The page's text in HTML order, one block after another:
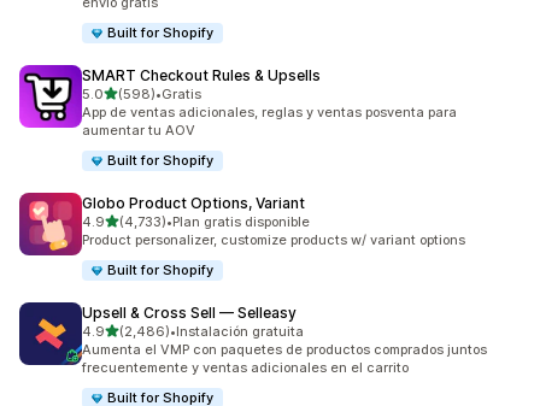
Built for Shopify
SMART Checkout Rules & Upsells
5.0de 5 estrellas
(598)
598 reseñas en total
•Gratis
App de ventas adicionales, reglas y ventas posventa para
aumentar tu AOV
Built for Shopify
Globo Product Options, Variant
4.9de 5 estrellas
(4,733)
4733 reseñas en total
•Plan gratis disponible
Product personalizer, customize products w/ variant options
Built for Shopify
Upsell & Cross Sell — Selleasy
4.9de 5 estrellas
(2,486)
2486 reseñas en total
•Instalación gratuita
Aumenta el VMP con paquetes de productos comprados juntos
frecuentemente y ventas adicionales en el carrito
Built for Shopify